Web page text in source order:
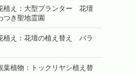
植え：大型プランター 花壇
き聖地霊園
植え：花壇の植え替え バラ
葉植物：トックリヤシ植え替